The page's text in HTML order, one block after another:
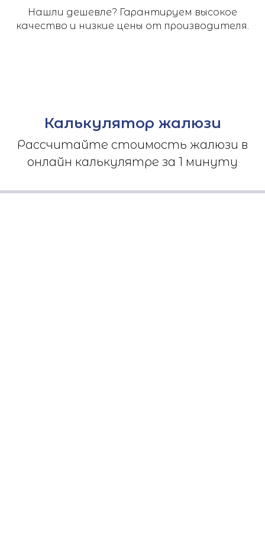
Нашли дешевле? Гарантируем высокое
качество и низкие цены от производителя.
Калькулятор жалюзи
Рассчитайте стоимость жалюзи в
онлайн калькулятре за 1 минуту